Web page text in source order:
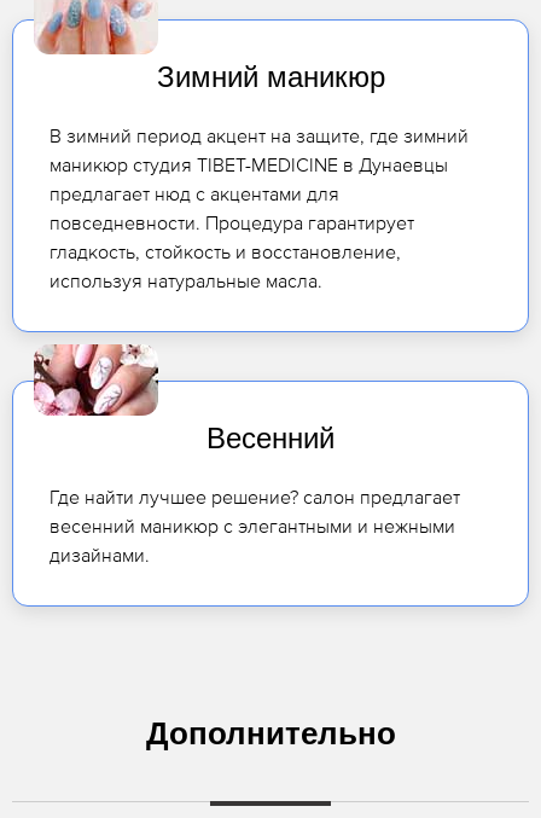
Зимний маникюр
В зимний период акцент на защите, где зимний
маникюр студия TIBET-MEDICINE в Дунаевцы
предлагает нюд с акцентами для
повседневности. Процедура гарантирует
гладкость, стойкость и восстановление,
используя натуральные масла.
Весенний
Где найти лучшее решение? салон предлагает
весенний маникюр с элегантными и нежными
дизайнами.
Дополнительно